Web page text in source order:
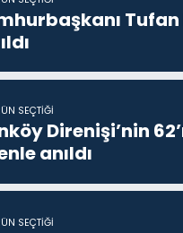
SEÇTIĞI
Direnişi’nin
anıldı
SEÇTIĞI